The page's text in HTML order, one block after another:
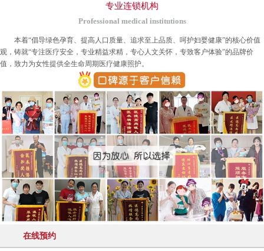
专业连锁机构
Professional medical institutions
本着“倡导绿色孕育、提高人口质量、追求至上品质、呵护妇婴健康”的核心价值
观，铸就“专注医疗安全，专业精益求精，专心人文关怀，专致客户体验”的品牌价
值，致力为女性提供全生命周期医疗健康照护。
在线预约